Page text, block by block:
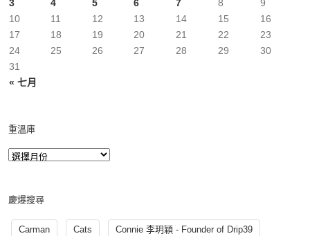
« 七月
3
4 5 6 7 8
9
10
11 12 13 14 15
16
17
18 19 20 21 22
23
24
25 26 27 28 29
30
31
重溫庫
慶爆搜尋
Carman Cats Connie 李玥穎 - Founder of Drip39